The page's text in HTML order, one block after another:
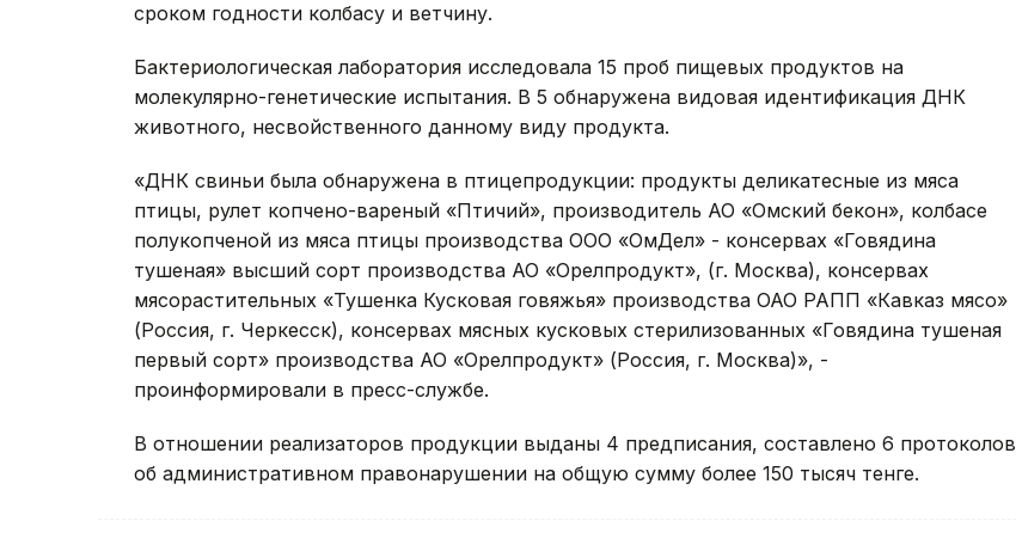
сроком годности колбасу и ветчину.
Бактериологическая лаборатория исследовала 15 проб пищевых продуктов на
молекулярно-генетические испытания. В 5 обнаружена видовая идентификация ДНК
животного, несвойственного данному виду продукта.
«ДНК свиньи была обнаружена в птицепродукции: продукты деликатесные из мяса
птицы, рулет копчено-вареный «Птичий», производитель АО «Омский бекон», колбасе
полукопченой из мяса птицы производства ООО «ОмДел» - консервах «Говядина
тушеная» высший сорт производства АО «Орелпродукт», (г. Москва), консервах
мясорастительных «Тушенка Кусковая говяжья» производства ОАО РАПП «Кавказ мясо»
(Россия, г. Черкесск), консервах мясных кусковых стерилизованных «Говядина тушеная
первый сорт» производства АО «Орелпродукт» (Россия, г. Москва)», -
проинформировали в пресс-службе.
В отношении реализаторов продукции выданы 4 предписания, составлено 6 протоколов
об административном правонарушении на общую сумму более 150 тысяч тенге.